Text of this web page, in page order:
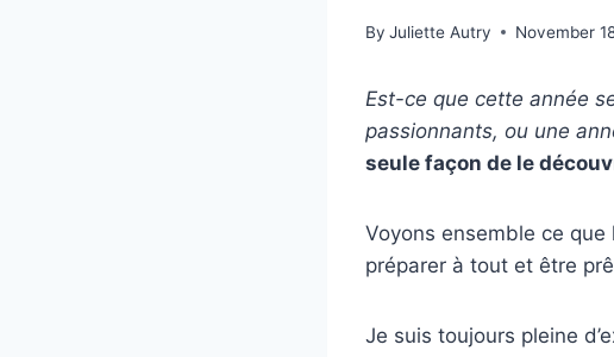
By Juliette Autry November
Est-ce que cette année
passionnants, ou une
seule façon de le
Voyons ensemble ce
préparer à tout et être
Je suis toujours pleine